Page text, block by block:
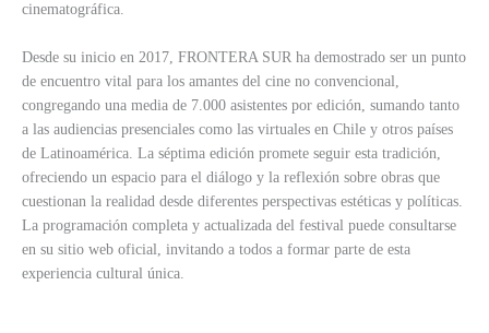
cinematográfica.
Desde su inicio en 2017, FRONTERA SUR ha demostrado ser un punto
de encuentro vital para los amantes del cine no convencional,
congregando una media de 7.000 asistentes por edición, sumando tanto
a las audiencias presenciales como las virtuales en Chile y otros países
de Latinoamérica. La séptima edición promete seguir esta tradición,
ofreciendo un espacio para el diálogo y la reflexión sobre obras que
cuestionan la realidad desde diferentes perspectivas estéticas y políticas.
La programación completa y actualizada del festival puede consultarse
en su sitio web oficial, invitando a todos a formar parte de esta
experiencia cultural única.